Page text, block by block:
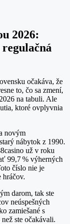
2026:
očakáva, že
to, čo sa zmení,
na tabuli. Ale
ktoré ovplyvnia
novým
nábytok z 1990.
už v roku
99,7 % výherných
číslo nie je
hráčov.
darom, tak ste
neúspešných
zamiešané s
ste očakávali.